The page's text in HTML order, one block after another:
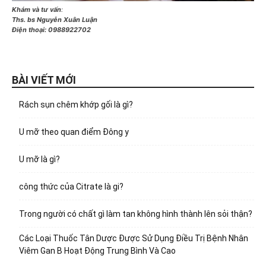
Khám và tư vấn:
Ths. bs Nguyễn Xuân Luận
Điện thoại: 0988922702
BÀI VIẾT MỚI
Rách sụn chêm khớp gối là gì?
U mỡ theo quan điểm Đông y
U mỡ là gì?
công thức của Citrate là gi?
Trong người có chất gì làm tan không hình thành lên sỏi thận?
Các Loại Thuốc Tân Dược Được Sử Dụng Điều Trị Bệnh Nhân
Viêm Gan B Hoạt Động Trung Bình Và Cao